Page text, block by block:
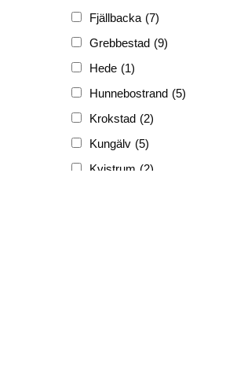
Fjällbacka (7)
Grebbestad (9)
Hede (1)
Hunnebostrand (5)
Krokstad (2)
Kungälv (5)
Kvistrum (2)